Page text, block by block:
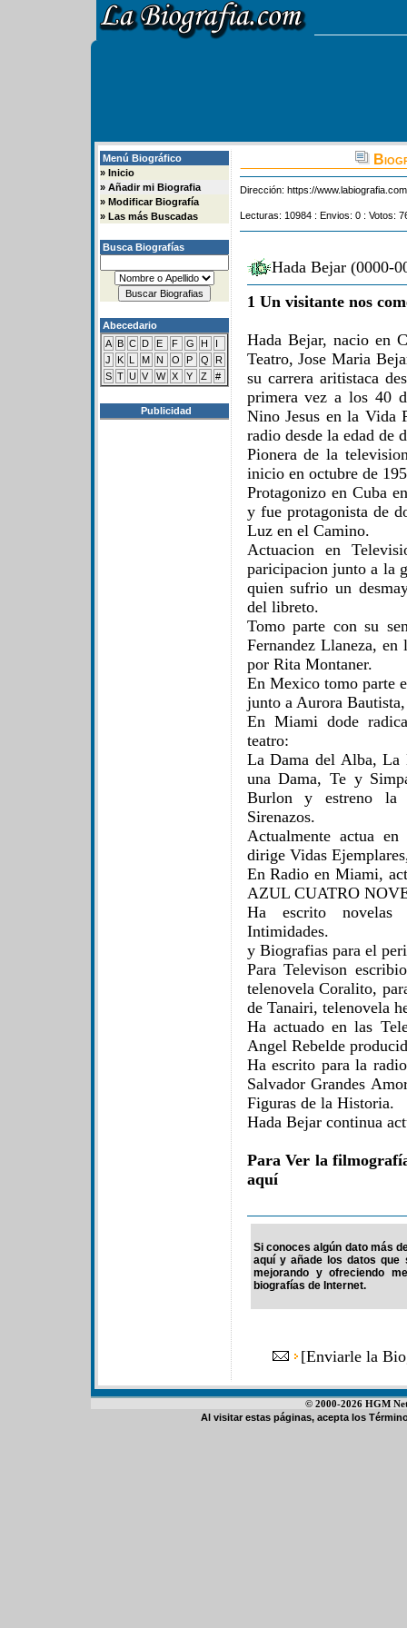
Menú Biográfico
» Inicio
» Añadir mi Biografia
» Modificar Biografía
» Las más Buscadas
Busca Biografías
Abecedario
A B C D E F G H
I
J
K L M N O P Q
R
S T U V W X Y Z #
Publicidad
Dirección: https://
Lecturas: 10984 : Envios: 0 : Votos:
Hada Bejar (0000-
1 Un visitante nos
Hada Bejar, nacio en
Teatro, Jose Maria
su carrera aritistaca
primera vez a los 40
Nino Jesus en la Vida
radio desde la edad de
Pionera de la
inicio en octubre de
Protagonizo en Cuba
y fue protagonista de
Luz en el Camino.
Actuacion en
paricipacion junto a la
quien sufrio un
del libreto.
Tomo parte con su
Fernandez Llaneza,
por Rita Montaner.
En Mexico tomo parte
junto a Aurora
En Miami dode
teatro:
La Dama del Alba, La
una Dama, Te y
Burlon y estreno la
Sirenazos.
Actualmente actua
dirige Vidas
En Radio en Miami,
AZUL CUATRO
Ha escrito novelas
Intimidades.
y Biografias para el
Para Televison
telenovela Coralito,
de Tanairi, telenovela
Ha actuado en las
Angel Rebelde
Ha escrito para la
Salvador Grandes
Figuras de la Historia.
Hada Bejar continua
Para Ver la
aquí
Si conoces algún dato más
aquí y añade los datos que
mejorando y ofreciendo
biografías de Internet.
[Enviarle la
© 2000-2026 HGM
Al visitar estas páginas, acepta los